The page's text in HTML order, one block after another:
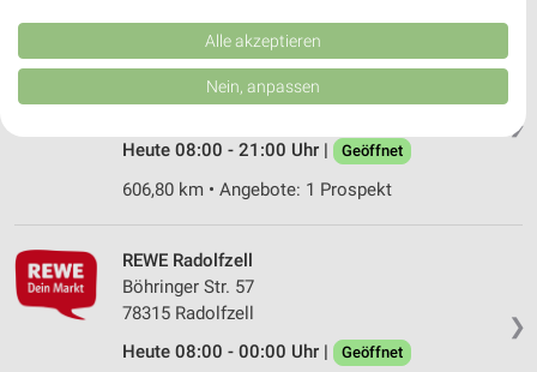
❯
E center Überlingen
Lippertsreuter Straße 60
88662 Überlingen
Heute 08:00 - 21:00 Uhr |
Geöffnet
606,80 km • Angebote: 1 Prospekt
❯
REWE Radolfzell
Böhringer Str. 57
78315 Radolfzell
Heute 08:00 - 00:00 Uhr |
Geöffnet
Kombinationen von Daten aus verschiedenen Quellen. Entwicklung und
Verbesserung der Angebote. Verwendung reduzierter Daten zur Auswahl
von Inhalten.
Daten können außerhalb der Europäischen Union weitergegeben und in die
Website/App.
Speichern von oder Zugriff auf Informationen
auf einem Endgerät
Verwendung reduzierter Daten zur Auswahl von
Werbeanzeigen
Alle akzeptieren
Nein, anpassen